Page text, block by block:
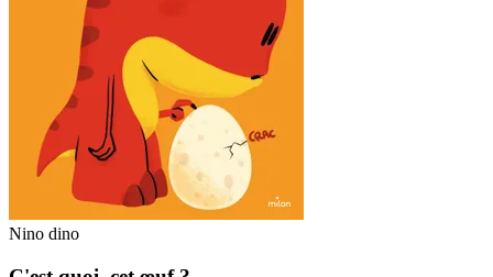
Nino dino